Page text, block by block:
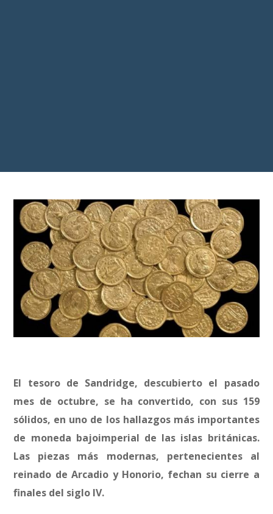
El tesoro de Sandridge, descubierto el pasado
mes de octubre, se ha convertido, con sus 159
sólidos, en uno de los hallazgos más importantes
de moneda bajoimperial de las islas británicas.
Las piezas más modernas, pertenecientes al
reinado de Arcadio y Honorio, fechan su cierre a
finales del siglo IV.